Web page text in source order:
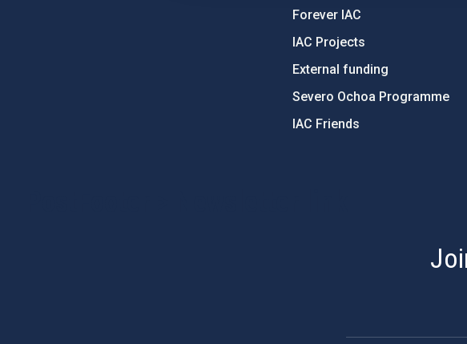
Forever IAC
IAC Projects
External funding
Severo Ochoa Programme
IAC Friends